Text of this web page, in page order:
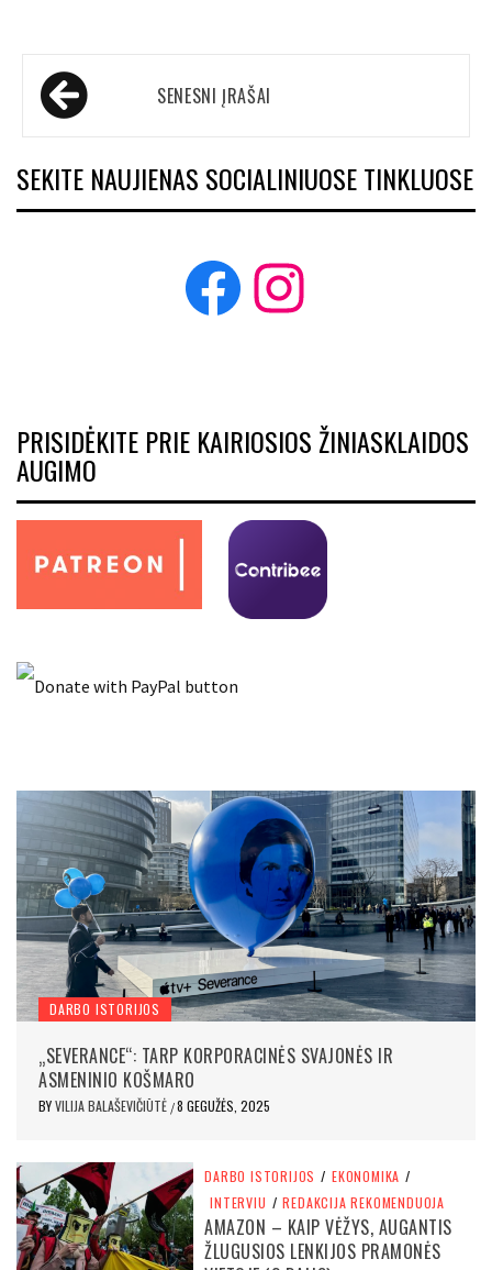
Navigacija
tarp SENESNI ĮRAŠAI
SEKITE NAUJIENAS SOCIALINIUOSE TINKLUOSE
Facebook
Instagram
PRISIDĖKITE PRIE KAIRIOSIOS ŽINIASKLAIDOS
AUGIMO
DARBO ISTORIJOS
„SEVERANCE“: TARP KORPORACINĖS SVAJONĖS IR
ASMENINIO KOŠMARO
BYVILIJA BALAŠEVIČIŪTĖ /8 GEGUŽĖS, 2025
DARBO ISTORIJOS / EKONOMIKA /
INTERVIU / REDAKCIJA REKOMENDUOJA
AMAZON – KAIP VĖŽYS, AUGANTIS
ŽLUGUSIOS LENKIJOS PRAMONĖS